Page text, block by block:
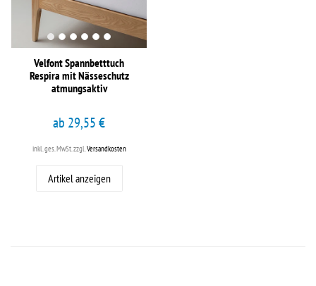
Velfont Spannbetttuch
Respira mit Nässeschutz
atmungsaktiv
ab 29,55 €
inkl. ges. MwSt.zzgl.Versandkosten
Artikel anzeigen